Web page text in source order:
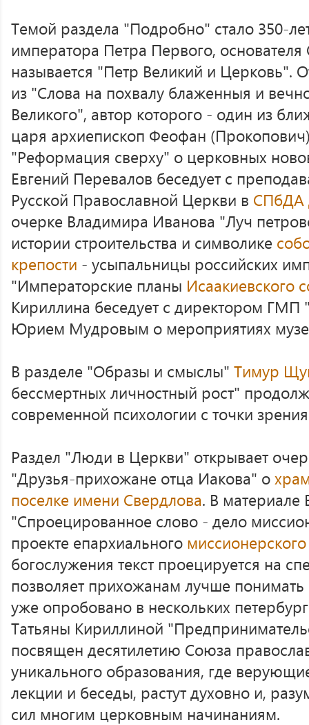
Темой раздела "Подробно" стало 350-
императора Петра Первого,
называется "Петр Великий и Церковь".
из "Слова на похвалу блаженныя и
Великого", автор которого - один из
царя архиепископ Феофан
"Реформация сверху" о церковных
Евгений Перевалов беседует с
Русской Православной Церкви в СПбДА
очерке Владимира Иванова "Луч
истории строительства и символике
крепости - усыпальницы российских
"Императорские планы Исаакиевского
Кириллина беседует с директором ГМП
Юрием Мудровым о мероприятиях
В разделе "Образы и смыслы" Тимур
бессмертных личностный рост"
современной психологии с точки
Раздел "Люди в Церкви" открывает
"Друзья-прихожане отца Иакова" о
поселке имени Свердлова. В материале
"Спроецированное слово - дело
проекте епархиального
богослужения текст проецируется на
позволяет прихожанам лучше
уже опробовано в нескольких
Татьяны Кириллиной
посвящен десятилетию Союза
уникального образования, где
лекции и беседы, растут духовно и,
сил многим церковным начинаниям.